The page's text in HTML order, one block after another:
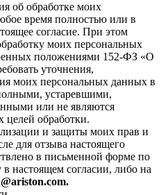
об обработке моих
время полностью или в
согласие. При этом
моих персональных
положениями 152-ФЗ «О
уточнения,
моих персональных данных в
устаревшими,
или не являются
целей обработки.
и защиты моих прав и
для отзыва настоящего
в письменной форме по
настоящем согласии, либо на